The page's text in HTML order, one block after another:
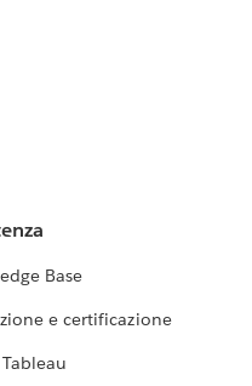
Base
e certificazione